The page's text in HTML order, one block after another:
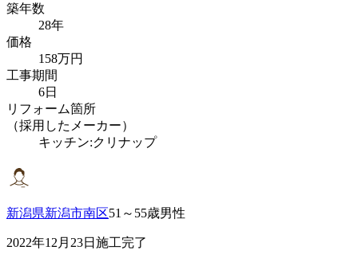
築年数
28年
価格
158万円
工事期間
6日
リフォーム箇所
（採用したメーカー）
キッチン:クリナップ
新潟県新潟市南区51～55歳男性
2022年12月23日施工完了